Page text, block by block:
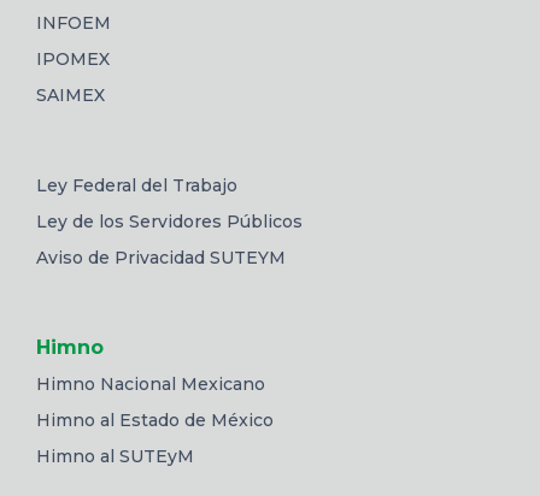
INFOEM
IPOMEX
SAIMEX
Ley Federal del Trabajo
Ley de los Servidores Públicos
Aviso de Privacidad SUTEYM
Himno
Himno Nacional Mexicano
Himno al Estado de México
Himno al SUTEyM